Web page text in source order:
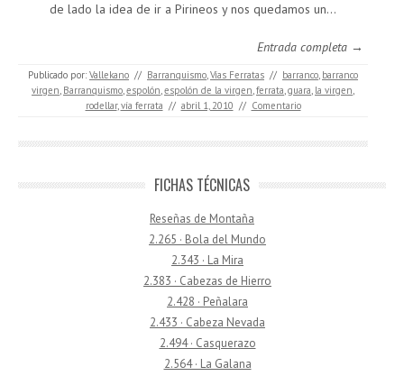
de lado la idea de ir a Pirineos y nos quedamos un…
Entrada completa →
Publicado por: Vallekano // Barranquismo,Vías Ferratas // barranco, barranco
virgen, Barranquismo,espolón,espolón de la virgen,ferrata,guara, la virgen,
rodellar,vía ferrata // abril 1, 2010 // Comentario
FICHAS TÉCNICAS
Reseñas de Montaña
2.265 · Bola del Mundo
2.343 · La Mira
2.383 · Cabezas de Hierro
2.428 · Peñalara
2.433 · Cabeza Nevada
2.494 · Casquerazo
2.564 · La Galana